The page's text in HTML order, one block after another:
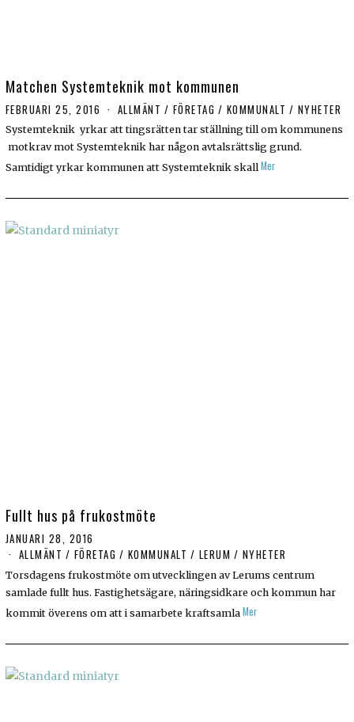
Matchen Systemteknik mot kommunen
FEBRUARI 25, 2016 ALLMÄNT / FÖRETAG / KOMMUNALT / NYHETER
Systemteknik yrkar att tingsrätten tar ställning till om kommunens
motkrav mot Systemteknik har någon avtalsrättslig grund.
Samtidigt yrkar kommunen att Systemteknik skall Mer
Fullt hus på frukostmöte
JANUARI 28, 2016
ALLMÄNT / FÖRETAG / KOMMUNALT / LERUM / NYHETER
Torsdagens frukostmöte om utvecklingen av Lerums centrum
samlade fullt hus. Fastighetsägare, näringsidkare och kommun har
kommit överens om att i samarbete kraftsamla Mer